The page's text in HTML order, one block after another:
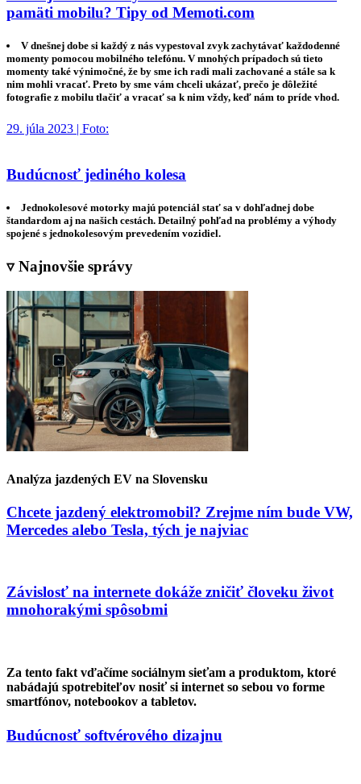
pamäti mobilu? Tipy od Memoti.com
V dnešnej dobe si každý z nás vypestoval zvyk zachytávať každodenné
momenty pomocou mobilného telefónu. V mnohých prípadoch sú tieto
momenty také výnimočné, že by sme ich radi mali zachované a stále sa k
nim mohli vracať. Preto by sme vám chceli ukázať, prečo je dôležité
fotografie z mobilu tlačiť a vracať sa k nim vždy, keď nám to príde vhod.
29. júla 2023 | Foto:
Budúcnosť jediného kolesa
Jednokolesové motorky majú potenciál stať sa v dohľadnej dobe
štandardom aj na našich cestách. Detailný pohľad na problémy a výhody
spojené s jednokolesovým prevedením vozidiel.
▿ Najnovšie správy
Analýza jazdených EV na Slovensku
Chcete jazdený elektromobil? Zrejme ním bude VW,
Mercedes alebo Tesla, tých je najviac
Závislosť na internete dokáže zničiť človeku život
mnohorakými spôsobmi
Za tento fakt vďačíme sociálnym sieťam a produktom, ktoré
nabádajú spotrebiteľov nosiť si internet so sebou vo forme
smartfónov, notebookov a tabletov.
Budúcnosť softvérového dizajnu